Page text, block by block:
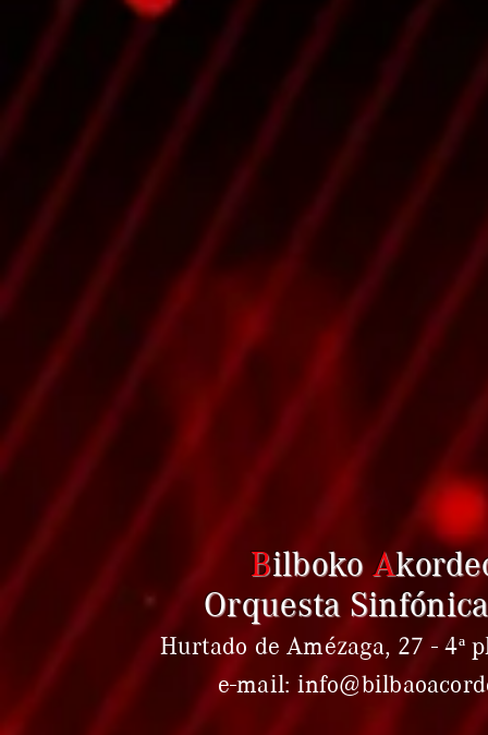
BilbokoA
Orquesta
Hurtado de Amézaga, 27 - 4ª
e-mail: